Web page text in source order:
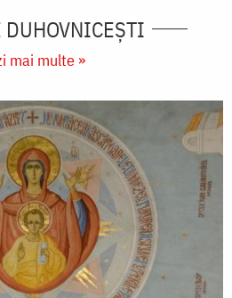
DUHOVNICEȘTI
mai multe »